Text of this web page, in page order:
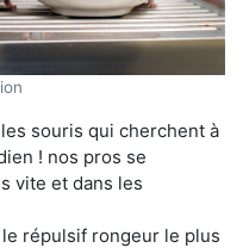
souris qui cherchent à
! nos pros se
vite et dans les
répulsif rongeur le plus